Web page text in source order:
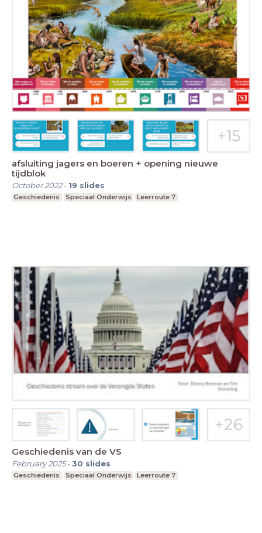
afsluiting jagers en boeren + opening nieuwe
tijdblok
October 2022- 19 slides
Geschiedenis Speciaal Onderwijs Leerroute 7
Geschiedenis van de VS
February 2025-30 slides
Geschiedenis Speciaal Onderwijs Leerroute 7